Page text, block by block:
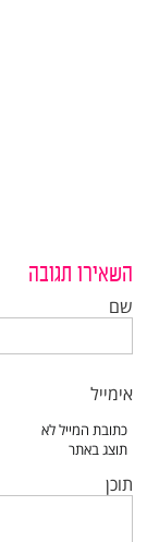
השאירו תגובה
שם
אימייל
תוכן